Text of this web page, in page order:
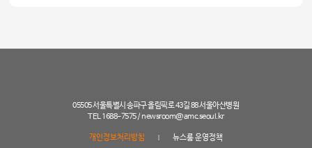
05505 서울특별시 송파구 올림픽로 43길 88 서울아산병원
TEL 1688-7575 /newsroom@amc.seoul.kr
개인정보처리방침 뉴스룸 운영정책